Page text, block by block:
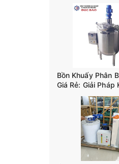
Bồn Khuấy Phân
Giá Rẻ: Giải Pháp
Trộn Tiết Kiệm